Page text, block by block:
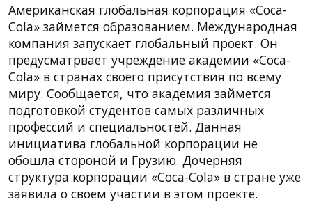
Американская глобальная корпорация «Coca-
Cola» займется образованием. Международная
компания запускает глобальный проект. Он
предусматрвает учреждение академии «Coca-
Cola» в странах своего присутствия по всему
миру. Сообщается, что академия займется
подготовкой студентов самых различных
профессий и специальностей. Данная
инициатива глобальной корпорации не
обошла стороной и Грузию. Дочерняя
структура корпорации «Coca-Cola» в стране уже
заявила о своем участии в этом проекте.